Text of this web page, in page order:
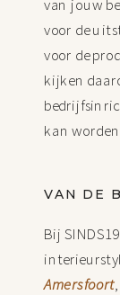
Bij
Amersfoort
VAN DE
van jouw
voor de
voor de
kijken
kan